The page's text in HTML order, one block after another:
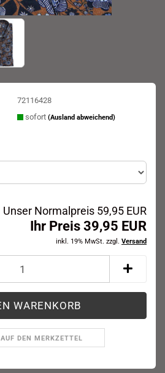
72116428
sofort (Ausland abweichend)
Unser Normalpreis 59,95 EUR
Ihr Preis 39,95 EUR
inkl. 19% MwSt. zzgl. Versand
AUF DEN MERKZETTEL